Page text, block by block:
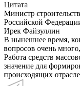
Цитата
Министр
Российской
Ирек Файзуллин
В нынешнее время,
вопросов очень
Работа средств
значение для
происходящих